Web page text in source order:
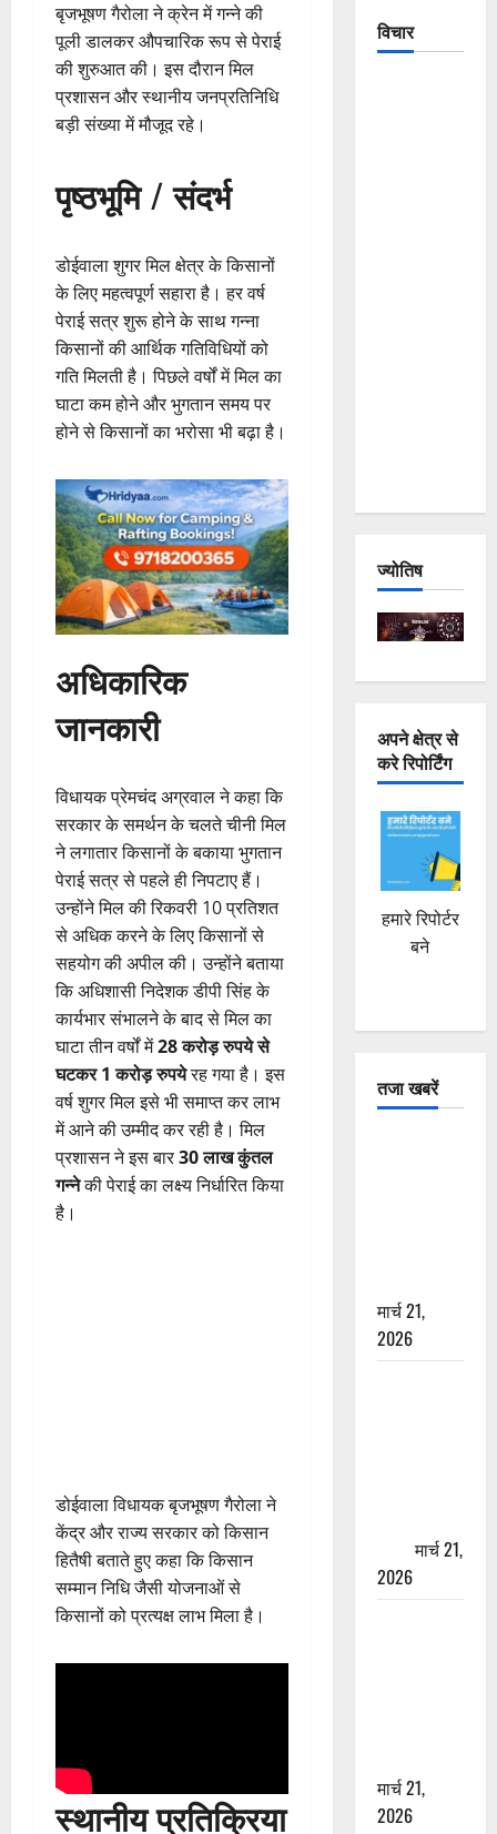
बृजभूषण गैरोला ने क्रेन में गन्ने की
पूली डालकर औपचारिक रूप से पेराई
की शुरुआत की। इस दौरान मिल
प्रशासन और स्थानीय जनप्रतिनिधि
बड़ी संख्या में मौजूद रहे।
पृष्ठभूमि / संदर्भ
डोईवाला शुगर मिल क्षेत्र के किसानों
के लिए महत्वपूर्ण सहारा है। हर वर्ष
पेराई सत्र शुरू होने के साथ गन्ना
किसानों की आर्थिक गतिविधियों को
गति मिलती है। पिछले वर्षों में मिल का
घाटा कम होने और भुगतान समय पर
होने से किसानों का भरोसा भी बढ़ा है।
अधिकारिक
जानकारी
विधायक प्रेमचंद अग्रवाल ने कहा कि
सरकार के समर्थन के चलते चीनी मिल
ने लगातार किसानों के बकाया भुगतान
पेराई सत्र से पहले ही निपटाए हैं।
उन्होंने मिल की रिकवरी 10 प्रतिशत
से अधिक करने के लिए किसानों से
सहयोग की अपील की। उन्होंने बताया
कि अधिशासी निदेशक डीपी सिंह के
कार्यभार संभालने के बाद से मिल का
घाटा तीन वर्षों में28 करोड़ रुपये से
घटकर 1 करोड़ रुपयेरह गया है। इस
वर्ष शुगर मिल इसे भी समाप्त कर लाभ
में आने की उम्मीद कर रही है। मिल
प्रशासन ने इस बार30 लाख कुंतल
गन्नेकी पेराई का लक्ष्य निर्धारित किया
है।
डोईवाला विधायक बृजभूषण गैरोला ने
केंद्र और राज्य सरकार को किसान
हितैषी बताते हुए कहा कि किसान
सम्मान निधि जैसी योजनाओं से
किसानों को प्रत्यक्ष लाभ मिला है।
स्थानीय प्रतिक्रिया
विचार
ज्योतिष
अपने क्षेत्र से
करे रिपोर्टिंग
हमारे रिपोर्टर
बने
तजा खबरें
मार्च 21,
2026
मार्च 21,
2026
मार्च 21,
2026